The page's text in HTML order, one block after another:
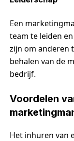
Een
team te leiden
zijn om anderen
behalen van de
bedrijf.
Voordelen
Het inhuren van